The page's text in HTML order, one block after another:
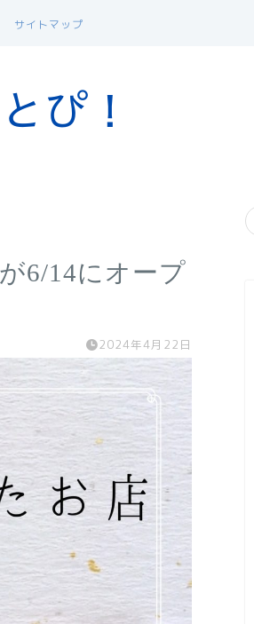
サイトマップ
6/14にオープ
2024年4月22日